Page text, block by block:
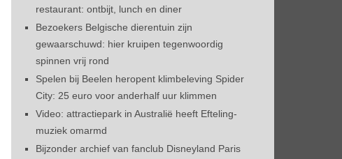
restaurant: ontbijt, lunch en diner
Bezoekers Belgische dierentuin zijn
gewaarschuwd: hier kruipen tegenwoordig
spinnen vrij rond
Spelen bij Beelen heropent klimbeleving Spider
City: 25 euro voor anderhalf uur klimmen
Video: attractiepark in Australië heeft Efteling-
muziek omarmd
Bijzonder archief van fanclub Disneyland Paris